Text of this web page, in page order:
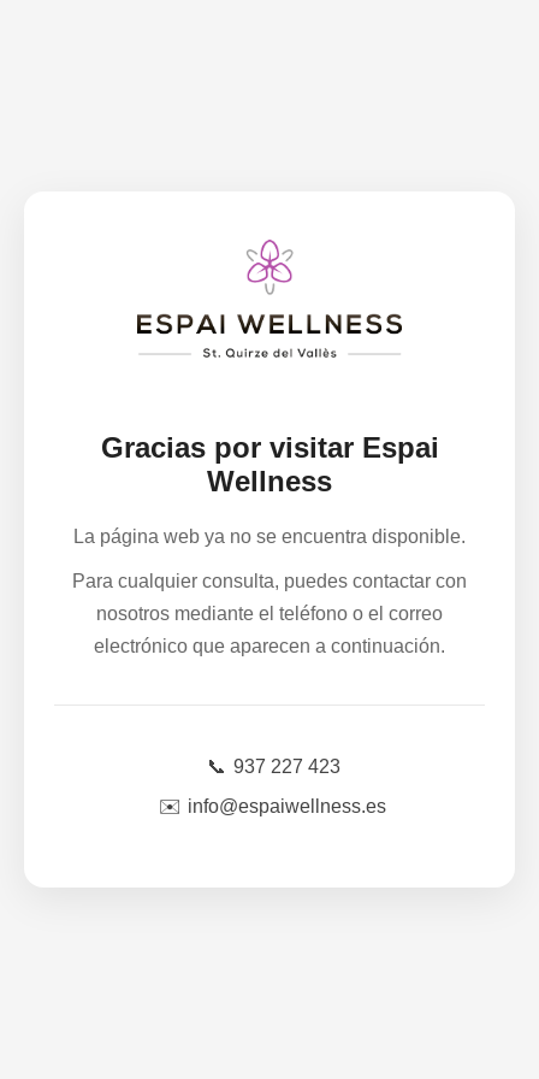
Gracias por visitar Espai
Wellness
La página web ya no se encuentra disponible.
Para cualquier consulta, puedes contactar con
nosotros mediante el teléfono o el correo
electrónico que aparecen a continuación.
📞 937 227 423
✉️ info@espaiwellness.es